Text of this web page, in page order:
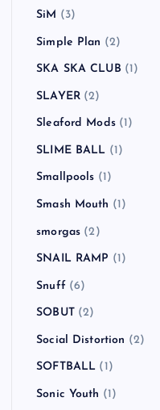
SiM (3)
Simple Plan (2)
SKA SKA CLUB (1)
SLAYER(2)
Sleaford Mods(1)
SLIME BALL (1)
Smallpools (1)
Smash Mouth (1)
smorgas (2)
SNAIL RAMP (1)
Snuff (6)
SOBUT(2)
Social Distortion (2)
SOFTBALL (1)
Sonic Youth (1)